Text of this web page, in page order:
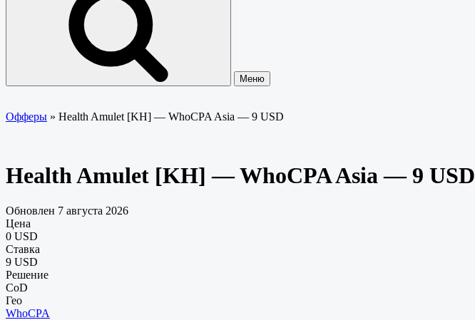
Меню
Офферы » Health Amulet [KH] — WhoCPA Asia — 9 USD
Health Amulet [KH] — WhoCPA Asia — 9 USD
Обновлен 7 августа 2026
Цена
0 USD
Ставка
9 USD
Решение
CoD
Гео
WhoCPA